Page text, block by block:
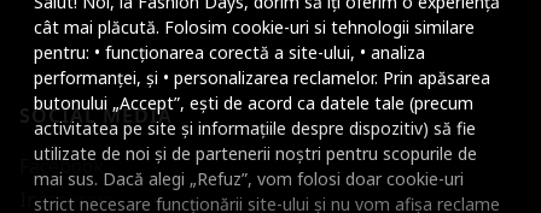
cât mai plăcută. Folosim cookie-uri si tehnologii similare
pentru: • funcționarea corectă a site-ului, • analiza
performanței, și • personalizarea reclamelor. Prin apăsarea
butonului „Accept”, ești de acord ca datele tale (precum
activitatea pe site și informațiile despre dispozitiv) să fie
utilizate de noi și de partenerii noștri pentru scopurile de
mai sus. Dacă alegi „Refuz”, vom folosi doar cookie-uri
strict necesare funcționării site-ului și nu vom afișa reclame
SOCIAL MEDIA
Facebook
Instagram
Micsoreaza
Mareste spatierea
Micsoreaza
Mareste inaltimea